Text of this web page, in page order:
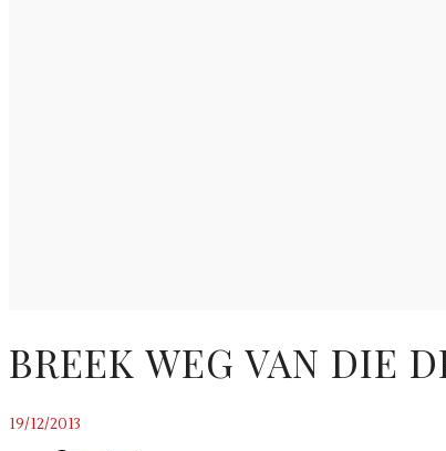
BREEK WEG VAN DIE
19/12/2013